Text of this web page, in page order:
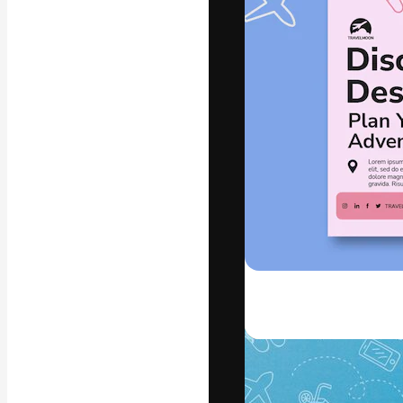
La plataforma
trabajo. Más
entre
estudios.
Español
Copyright © 2010-